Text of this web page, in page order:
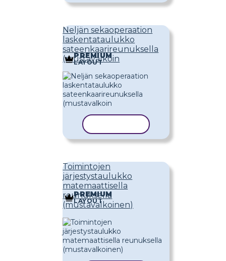
Neljän sekaoperaation
laskentataulukko
sateenkaarireunuksella
(mustavalkoin
PREMIUM
LAYOUT
Toimintojen
järjestystaulukko
matemaattisella
reunuksella
(mustavalkoinen)
PREMIUM
LAYOUT